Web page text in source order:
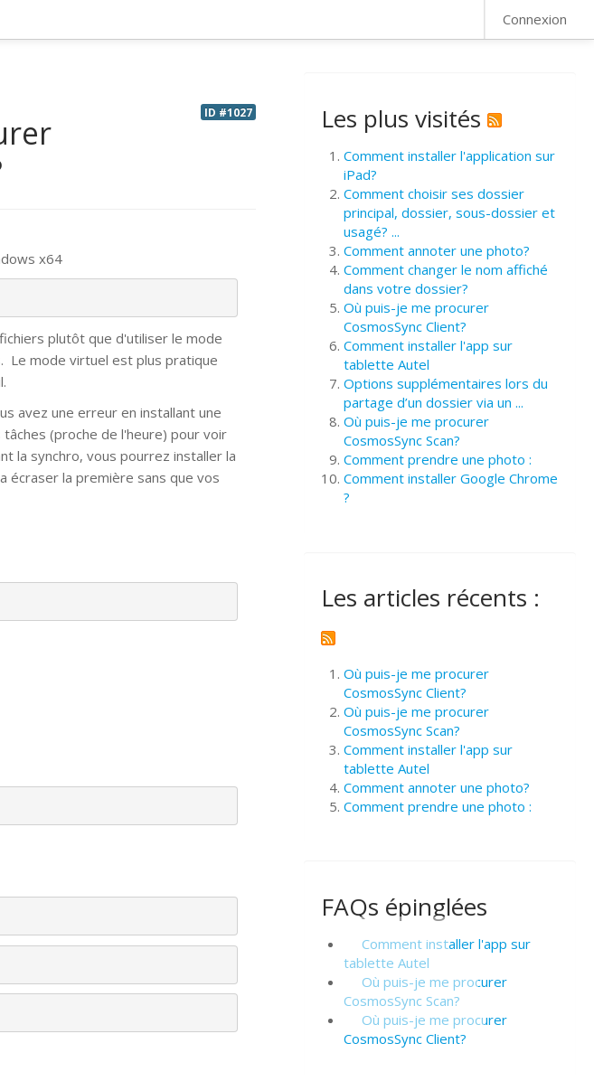
Connexion
ID #1027
x64
plutôt que d'utiliser le mode
Le mode virtuel est plus pratique
avez une erreur en installant une
(proche de l'heure) pour voir
la synchro, vous pourrez installer la
écraser la première sans que vos
Les plus visités
Comment installer l'application sur
iPad?
Comment choisir ses dossier
principal, dossier, sous-dossier et
usagé? ...
Comment annoter une photo?
Comment changer le nom affiché
dans votre dossier?
Où puis-je me procurer
CosmosSync Client?
Comment installer l'app sur
tablette Autel
Options supplémentaires lors du
partage d’un dossier via un ...
Où puis-je me procurer
CosmosSync Scan?
Comment prendre une photo :
Comment installer Google Chrome
?
Les articles récents :
Où puis-je me procurer
CosmosSync Client?
Où puis-je me procurer
CosmosSync Scan?
Comment installer l'app sur
tablette Autel
Comment annoter une photo?
Comment prendre une photo :
FAQs épinglées
Comment installer l'app sur
tablette Autel
Où puis-je me procurer
CosmosSync Scan?
Où puis-je me procurer
CosmosSync Client?